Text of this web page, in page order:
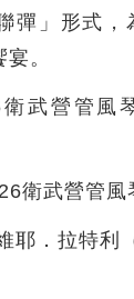
彈」形式
。
武營管風
衛武營管風
耶．拉特利